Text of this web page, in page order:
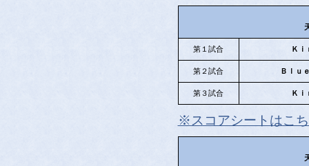
第１試合 Ｋｉ
第２試合 Ｂｌｕ
第３試合 Ｋｉ
※スコアシートはこ